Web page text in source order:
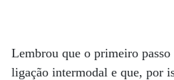
Lembrou que o primeiro passo
ligação intermodal e que, por